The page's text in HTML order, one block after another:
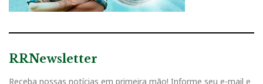
RRNewsletter
Receba nossas notícias em primeira mão! Informe seu e-mail e